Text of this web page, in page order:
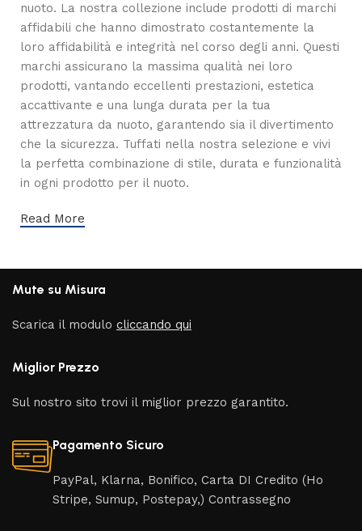
nuoto. La nostra collezione include prodotti di marchi
affidabili che hanno dimostrato costantemente la
loro affidabilità e integrità nel corso degli anni. Questi
marchi assicurano la massima qualità nei loro
prodotti, vantando eccellenti prestazioni, estetica
accattivante e una lunga durata per la tua
attrezzatura da nuoto, garantendo sia il divertimento
che la sicurezza. Tuffati nella nostra selezione e vivi
la perfetta combinazione di stile, durata e funzionalità
in ogni prodotto per il nuoto.
Read More
Mute su Misura
Scarica il modulocliccando qui
Miglior Prezzo
Sul nostro sito trovi il miglior prezzo garantito.
Pagamento Sicuro
PayPal, Klarna, Bonifico, Carta DI Credito (Ho
Stripe, Sumup, Postepay,) Contrassegno